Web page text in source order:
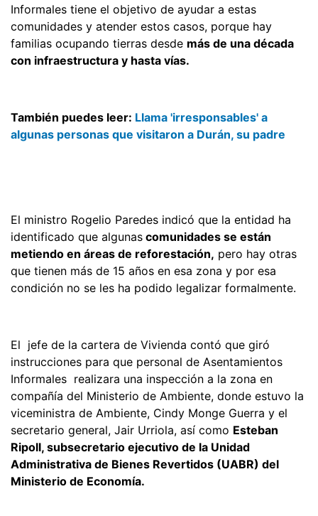
Informales tiene el objetivo de ayudar a estas
comunidades y atender estos casos, porque hay
familias ocupando tierras desde más de una década
con infraestructura y hasta vías.
También puedes leer: Llama 'irresponsables' a
algunas personas que visitaron a Durán, su padre
El ministro Rogelio Paredes indicó que la entidad ha
identificado que algunas comunidades se están
metiendo en áreas de reforestación, pero hay otras
que tienen más de 15 años en esa zona y por esa
condición no se les ha podido legalizar formalmente.
El jefe de la cartera de Vivienda contó que giró
instrucciones para que personal de Asentamientos
Informales realizara una inspección a la zona en
compañía del Ministerio de Ambiente, donde estuvo la
viceministra de Ambiente, Cindy Monge Guerra y el
secretario general, Jair Urriola, así como Esteban
Ripoll, subsecretario ejecutivo de la Unidad
Administrativa de Bienes Revertidos (UABR) del
Ministerio de Economía.